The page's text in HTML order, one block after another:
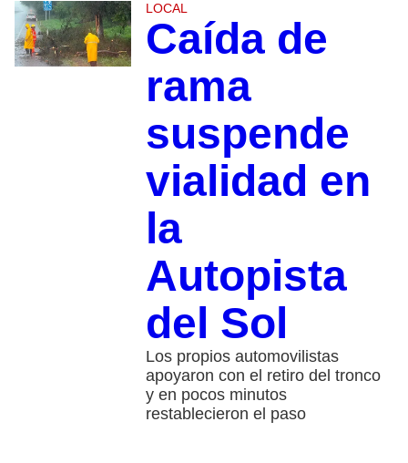
LOCAL
Caída de
rama
suspende
vialidad en
la
Autopista
del Sol
Los propios automovilistas
apoyaron con el retiro del tronco
y en pocos minutos
restablecieron el paso